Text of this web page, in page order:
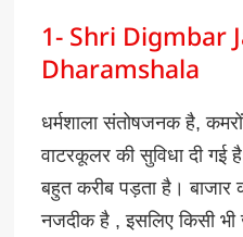
1- Shri Digmbar
Dharamshala
धर्मशाला संतोषजनक है,कमरों
वाटरकूलर की सुविधा दी गई
बहुत करीब पड़ता है। बाजार
नजदीक है,इसलिए किसी भी